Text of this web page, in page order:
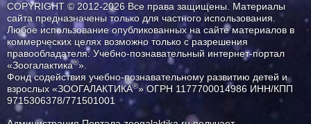
COPYRIGHT © 2012-2026 Все права защищены. Материалы
сайта предназначены только для частного использования.
Любое использование опубликованных на сайте материалов в
коммерческих целях возможно только с разрешения
правообладателя: Учебно-познавательный интернет-портал
«Зоогалактика®».
Фонд содействия учебно-познавательному развитию детей и
взрослых «ЗООГАЛАКТИКА®» ОГРН 1177700014986 ИНН/КПП
9715306378/771501001